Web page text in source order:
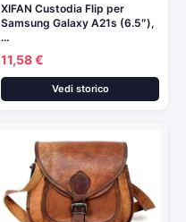
XIFAN Custodia Flip per
Samsung Galaxy A21s (6.5″),
…
11,58 €
Vedi storico